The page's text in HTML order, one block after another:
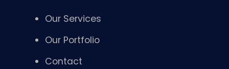
Our Services
Our Portfolio
Contact